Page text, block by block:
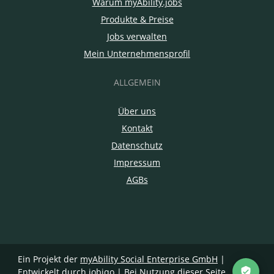
Warum myAbility.jobs
Produkte & Preise
Jobs verwalten
Mein Unternehmensprofil
ALLGEMEIN
Über uns
Kontakt
Datenschutz
Impressum
AGBs
Ein Projekt der myAbility Social Enterprise GmbH |